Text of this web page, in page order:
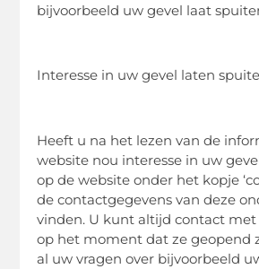
bijvoorbeeld uw gevel laat
Interesse in uw gevel laten
Heeft u na het lezen van de
website nou interesse in uw
op de website onder het kopje
de contactgegevens van deze
vinden. U kunt altijd contact
op het moment dat ze geopend
al uw vragen over bijvoorbeeld